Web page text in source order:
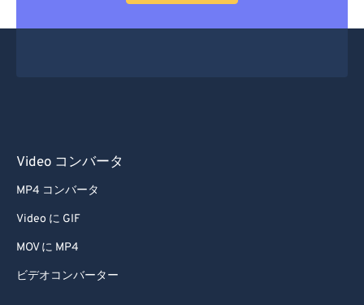
Video コンバータ
MP4 コンバータ
Video に GIF
MOV に MP4
ビデオコンバーター